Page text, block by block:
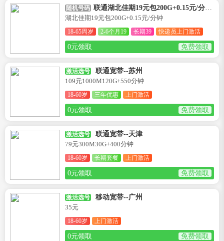
随机号码 联通湖北佳期19元包200G+0.15元/分钟卡--湖北
湖北佳期19元包200G+0.15元/分钟
18-65周岁 2-6个月19 长期39 快递员上门激活
0元领取 免费领取
激活选号
联通宽带--苏州
109元1000M120G+550分钟
18-60岁 三年优惠 上门激活
0元领取 免费领取
激活选号
联通宽带--天津
79元300M30G+400分钟
18-60岁 长期套餐 上门激活
0元领取 免费领取
激活选号
移动宽带--广州
35元
18-60岁 上门激活
0元领取 免费领取